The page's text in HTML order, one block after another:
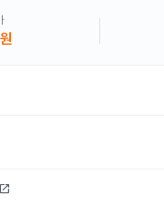
open_in_new